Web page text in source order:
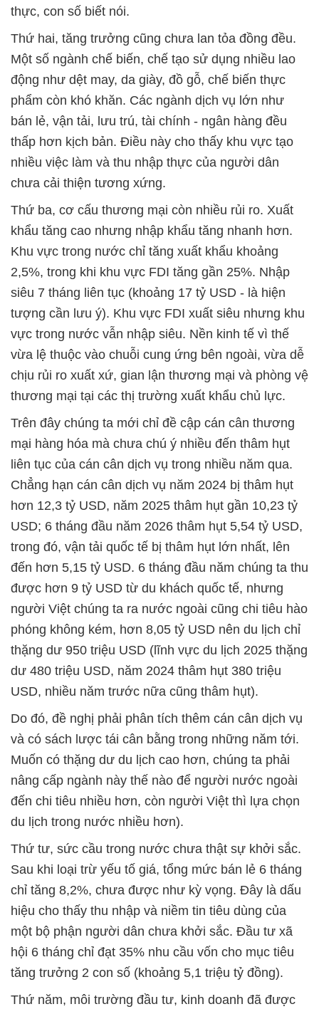
thực, con số biết nói.
Thứ hai, tăng trưởng cũng chưa lan tỏa đồng đều.
Một số ngành chế biến, chế tạo sử dụng nhiều lao
động như dệt may, da giày, đồ gỗ, chế biến thực
phẩm còn khó khăn. Các ngành dịch vụ lớn như
bán lẻ, vận tải, lưu trú, tài chính - ngân hàng đều
thấp hơn kịch bản. Điều này cho thấy khu vực tạo
nhiều việc làm và thu nhập thực của người dân
chưa cải thiện tương xứng.
Thứ ba, cơ cấu thương mại còn nhiều rủi ro. Xuất
khẩu tăng cao nhưng nhập khẩu tăng nhanh hơn.
Khu vực trong nước chỉ tăng xuất khẩu khoảng
2,5%, trong khi khu vực FDI tăng gần 25%. Nhập
siêu 7 tháng liên tục (khoảng 17 tỷ USD - là hiện
tượng cần lưu ý). Khu vực FDI xuất siêu nhưng khu
vực trong nước vẫn nhập siêu. Nền kinh tế vì thế
vừa lệ thuộc vào chuỗi cung ứng bên ngoài, vừa dễ
chịu rủi ro xuất xứ, gian lận thương mại và phòng vệ
thương mại tại các thị trường xuất khẩu chủ lực.
Trên đây chúng ta mới chỉ đề cập cán cân thương
mại hàng hóa mà chưa chú ý nhiều đến thâm hụt
liên tục của cán cân dịch vụ trong nhiều năm qua.
Chẳng hạn cán cân dịch vụ năm 2024 bị thâm hụt
hơn 12,3 tỷ USD, năm 2025 thâm hụt gần 10,23 tỷ
USD; 6 tháng đầu năm 2026 thâm hụt 5,54 tỷ USD,
trong đó, vận tải quốc tế bị thâm hụt lớn nhất, lên
đến hơn 5,15 tỷ USD. 6 tháng đầu năm chúng ta thu
được hơn 9 tỷ USD từ du khách quốc tế, nhưng
người Việt chúng ta ra nước ngoài cũng chi tiêu hào
phóng không kém, hơn 8,05 tỷ USD nên du lịch chỉ
thặng dư 950 triệu USD (lĩnh vực du lịch 2025 thặng
dư 480 triệu USD, năm 2024 thâm hụt 380 triệu
USD, nhiều năm trước nữa cũng thâm hụt).
Do đó, đề nghị phải phân tích thêm cán cân dịch vụ
và có sách lược tái cân bằng trong những năm tới.
Muốn có thặng dư du lịch cao hơn, chúng ta phải
nâng cấp ngành này thế nào để người nước ngoài
đến chi tiêu nhiều hơn, còn người Việt thì lựa chọn
du lịch trong nước nhiều hơn).
Thứ tư, sức cầu trong nước chưa thật sự khởi sắc.
Sau khi loại trừ yếu tố giá, tổng mức bán lẻ 6 tháng
chỉ tăng 8,2%, chưa được như kỳ vọng. Đây là dấu
hiệu cho thấy thu nhập và niềm tin tiêu dùng của
một bộ phận người dân chưa khởi sắc. Đầu tư xã
hội 6 tháng chỉ đạt 35% nhu cầu vốn cho mục tiêu
tăng trưởng 2 con số (khoảng 5,1 triệu tỷ đồng).
Thứ năm, môi trường đầu tư, kinh doanh đã được